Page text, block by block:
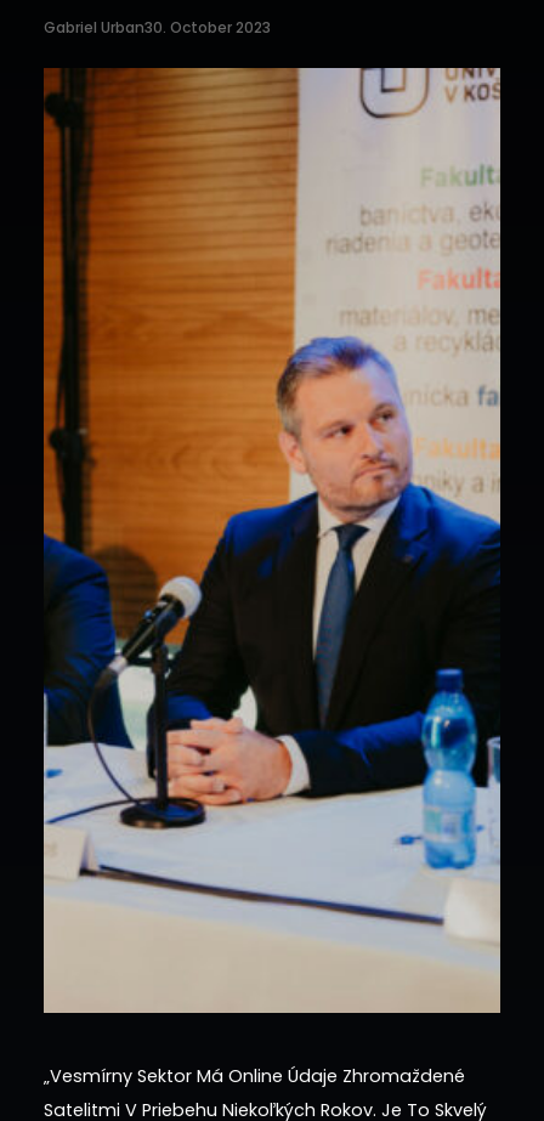
Gabriel Urban30. October 2023
„Vesmírny Sektor Má Online Údaje Zhromaždené
Satelitmi V Priebehu Niekoľkých Rokov. Je To Skvelý